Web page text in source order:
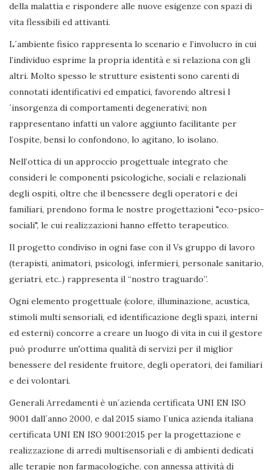
della malattia e rispondere alle nuove esigenze con spazi di
vita flessibili ed attivanti.
L´ambiente fisico rappresenta lo scenario e l’involucro in cui
l’individuo esprime la propria identità e si relaziona con gli
altri. Molto spesso le strutture esistenti sono carenti di
connotati identificativi ed empatici, favorendo altresì l
´insorgenza di comportamenti degenerativi; non
rappresentano infatti un valore aggiunto facilitante per
l’ospite, bensì lo confondono, lo agitano, lo isolano.
Nell’ottica di un approccio progettuale integrato che
consideri le componenti psicologiche, sociali e relazionali
degli ospiti, oltre che il benessere degli operatori e dei
familiari, prendono forma le nostre progettazioni "eco-psico-
sociali", le cui realizzazioni hanno effetto terapeutico.
Il progetto condiviso in ogni fase con il Vs gruppo di lavoro
(terapisti, animatori, psicologi, infermieri, personale sanitario,
geriatri, etc..) rappresenta il “nostro traguardo”.
Ogni elemento progettuale (colore, illuminazione, acustica,
stimoli multi sensoriali, ed identificazione degli spazi, interni
ed esterni) concorre a creare un luogo di vita in cui il gestore
può produrre un'ottima qualità di servizi per il miglior
benessere del residente fruitore, degli operatori, dei familiari
e dei volontari.
Generali Arredamenti è un´azienda certificata UNI EN ISO
9001 dall´anno 2000, e dal 2015 siamo l´unica azienda italiana
certificata UNI EN ISO 9001:2015 per la progettazione e
realizzazione di arredi multisensoriali e di ambienti dedicati
alle terapie non farmacologiche, con annessa attività di